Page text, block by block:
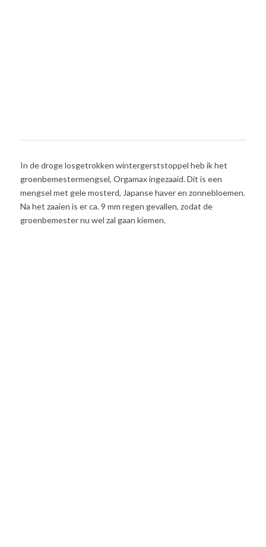
In de droge losgetrokken wintergerststoppel heb ik het
groenbemestermengsel, Orgamax ingezaaid. Dit is een
mengsel met gele mosterd, Japanse haver en zonnebloemen.
Na het zaaien is er ca. 9 mm regen gevallen, zodat de
groenbemester nu wel zal gaan kiemen.